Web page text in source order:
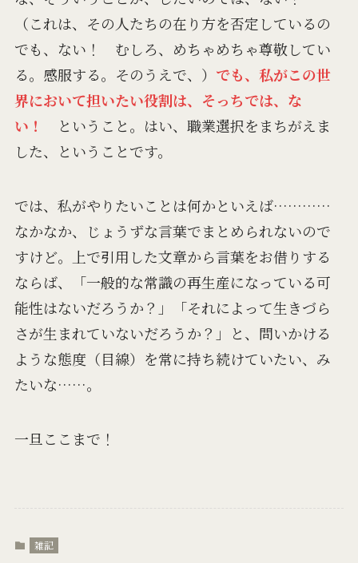
（これは、その人たちの在り方を否定しているの
でも、ない！ むしろ、めちゃめちゃ尊敬してい
る。感服する。そのうえで、） でも、私がこの世
界において担いたい役割は、そっちでは、な
い！
ということ。はい、職業選択をまちがえま
した、ということです。
では、私がやりたいことは何かといえば…………
なかなか、じょうずな言葉でまとめられないので
すけど。上で引用した文章から言葉をお借りする
ならば、「一般的な常識の再生産になっている可
能性はないだろうか？」「それによって生きづら
さが生まれていないだろうか？」と、問いかける
ような態度（目線）を常に持ち続けていたい、み
たいな……。
一旦ここまで！
雑記